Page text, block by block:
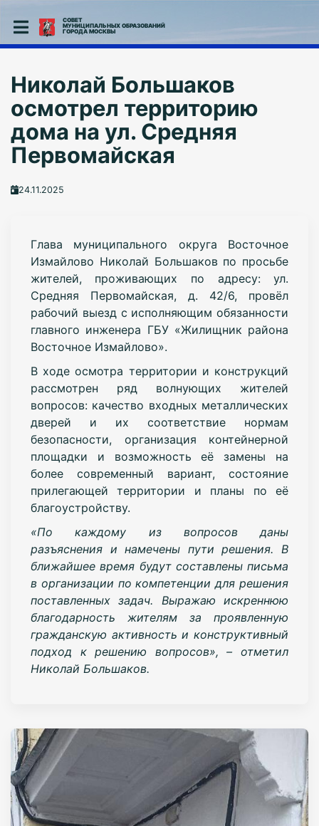
СОВЕТ
МУНИЦИПАЛЬНЫХ ОБРАЗОВАНИЙ
ГОРОДА МОСКВЫ
Николай Большаков
осмотрел территорию
дома на ул. Средняя
Первомайская
24.11.2025
Глава муниципального округа Восточное
Измайлово Николай Большаков по просьбе
жителей, проживающих по адресу: ул.
Средняя Первомайская, д. 42/6, провёл
рабочий выезд с исполняющим обязанности
главного инженера ГБУ «Жилищник района
Восточное Измайлово».
В ходе осмотра территории и конструкций
рассмотрен ряд волнующих жителей
вопросов: качество входных металлических
дверей и их соответствие нормам
безопасности, организация контейнерной
площадки и возможность её замены на
более современный вариант, состояние
прилегающей территории и планы по её
благоустройству.
«По каждому из вопросов даны
разъяснения и намечены пути решения. В
ближайшее время будут составлены письма
в организации по компетенции для решения
поставленных задач. Выражаю искреннюю
благодарность жителям за проявленную
гражданскую активность и конструктивный
подход к решению вопросов», – отметил
Николай Большаков.